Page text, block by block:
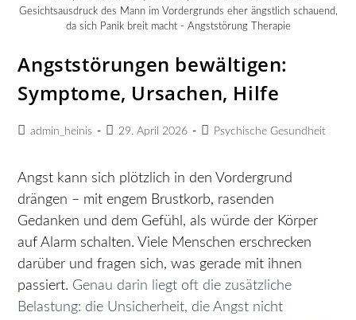
Gesichtsausdruck des Mann im Vordergrunds eher ängstlich schauend,
da sich Panik breit macht - Angststörung Therapie
Angststörungen bewältigen:
Symptome, Ursachen, Hilfe
admin_heinis 29. April 2026 Psychische Gesundheit
Angst kann sich plötzlich in den Vordergrund
drängen – mit engem Brustkorb, rasenden
Gedanken und dem Gefühl, als würde der Körper
auf Alarm schalten. Viele Menschen erschrecken
darüber und fragen sich, was gerade mit ihnen
passiert. Genau darin liegt oft die zusätzliche
Belastung: die Unsicherheit, die Angst nicht